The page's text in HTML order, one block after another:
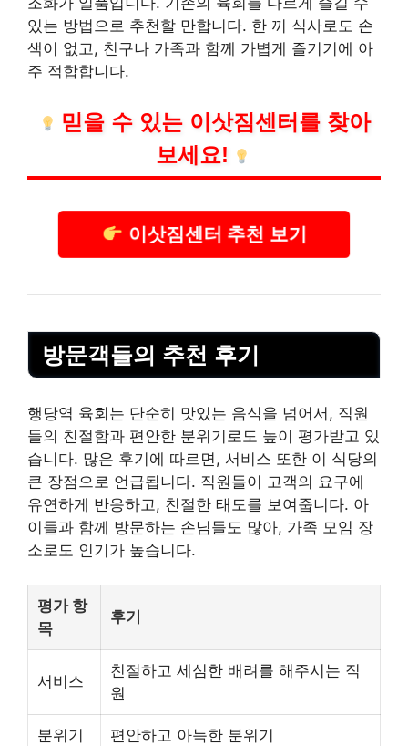
있는 방법으로 추천할 만합니다. 한 끼 식사로도 손
색이 없고, 친구나 가족과 함께 가볍게 즐기기에 아
주 적합합니다.
믿을 수 있는 이삿짐센터를 찾아
보세요!
이삿짐센터 추천 보기
방문객들의 추천 후기
행당역 육회는 단순히 맛있는 음식을 넘어서, 직원
들의 친절함과 편안한 분위기로도 높이 평가받고 있
습니다. 많은 후기에 따르면, 서비스 또한 이 식당의
큰 장점으로 언급됩니다. 직원들이 고객의 요구에
유연하게 반응하고, 친절한 태도를 보여줍니다. 아
이들과 함께 방문하는 손님들도 많아, 가족 모임 장
소로도 인기가 높습니다.
평가 항
목
후기
서비스
친절하고 세심한 배려를 해주시는 직
원
분위기 편안하고 아늑한 분위기